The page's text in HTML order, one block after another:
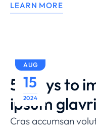
LEARN MORE
AUG
15
2024
5 Ways to
ipsum
Cras accumsan